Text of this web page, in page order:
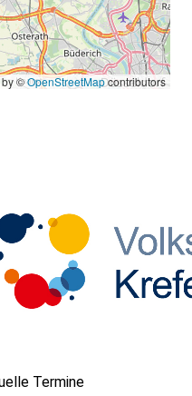
©OpenStreetMapcontributors
Termine